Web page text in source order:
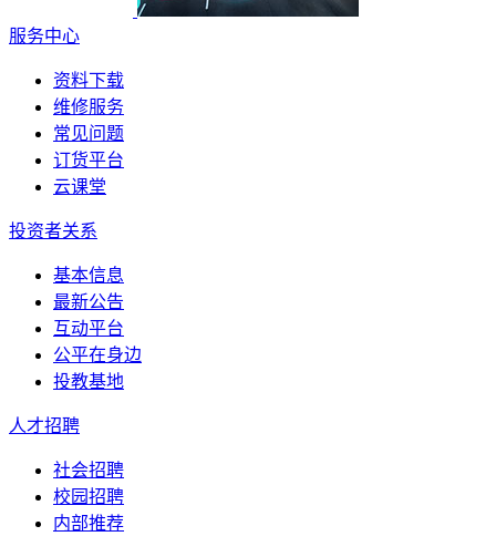
服务中心
资料下载
维修服务
常见问题
订货平台
云课堂
投资者关系
基本信息
最新公告
互动平台
公平在身边
投教基地
人才招聘
社会招聘
校园招聘
内部推荐